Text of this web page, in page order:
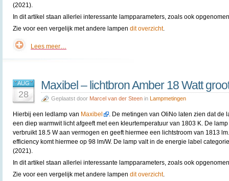
(2021).
In dit artikel staan allerlei interessante lampparameters, zoals ook
Zie voor een vergelijk met andere lampen dit overzicht.
Lees meer…
AUG
28
Maxibel – lichtbron Amber 18 Watt
Geplaatst door Marcel van der Steen in Lampmetingen
Hierbij een ledlamp van Maxibel
. De metingen van OliNo laten zien dat de
een diep warmwit licht afgeeft met een kleurtemperatuur van 1803 K. De lamp
verbruikt 18.5 W aan vermogen en geeft hiermee een lichtstroom van 1813
efficiency komt hiermee op 98 lm/W. De lamp valt in de energie label
(2021).
In dit artikel staan allerlei interessante lampparameters, zoals ook
Zie voor een vergelijk met andere lampen dit overzicht.